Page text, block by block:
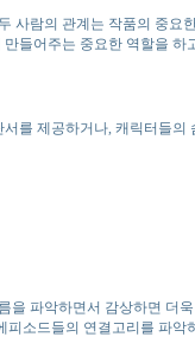
사람의 관계는 작품의 중요
들어주는 중요한 역할을 하
를 제공하거나, 캐릭터들의
파악하면서 감상하면 더
소드들의 연결고리를 파악